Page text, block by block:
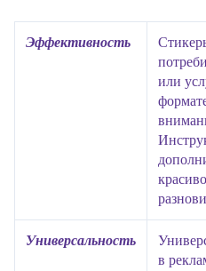
Эффективность
или
Универсальность
в